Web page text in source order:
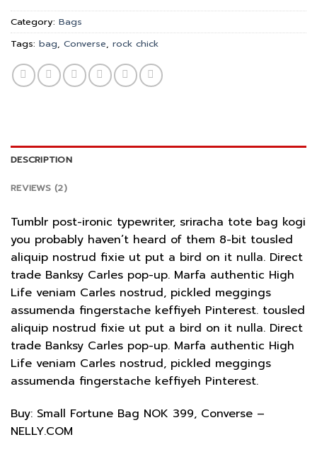
Category: Bags
Tags: bag, Converse, rock chick
DESCRIPTION
REVIEWS (2)
Tumblr post-ironic typewriter, sriracha tote bag kogi
you probably haven’t heard of them 8-bit tousled
aliquip nostrud fixie ut put a bird on it nulla. Direct
trade Banksy Carles pop-up. Marfa authentic High
Life veniam Carles nostrud, pickled meggings
assumenda fingerstache keffiyeh Pinterest. tousled
aliquip nostrud fixie ut put a bird on it nulla. Direct
trade Banksy Carles pop-up. Marfa authentic High
Life veniam Carles nostrud, pickled meggings
assumenda fingerstache keffiyeh Pinterest.
Buy: Small Fortune Bag NOK 399, Converse –
NELLY.COM